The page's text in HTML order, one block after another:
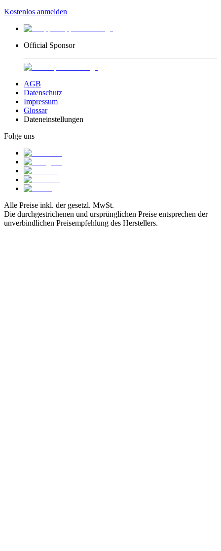
Kostenlos anmelden
Official Sponsor
AGB
Datenschutz
Impressum
Glossar
Dateneinstellungen
Folge uns
Alle Preise inkl. der gesetzl. MwSt.
Die durchgestrichenen und ursprünglichen Preise entsprechen der
unverbindlichen Preisempfehlung des Herstellers.